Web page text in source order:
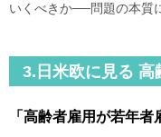
いくべきか──問題の本質
3.日米欧に見る 高
「高齢者雇用が若年者